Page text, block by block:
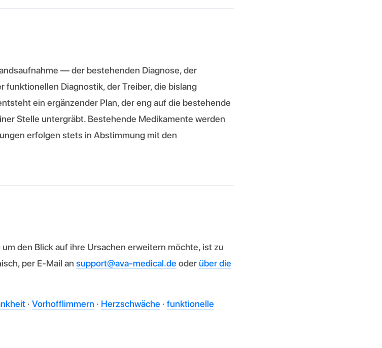
— der bestehenden Diagnose, der
funktionellen Diagnostik, der Treiber, die bislang
ein ergänzender Plan, der eng auf die bestehende
Stelle untergräbt. Bestehende Medikamente werden
erfolgen stets in Abstimmung mit den
den Blick auf ihre Ursachen erweitern möchte, ist zu
per E-Mail an support@ava-medical.de oderüber die
· Vorhofflimmern · Herzschwäche · funktionelle